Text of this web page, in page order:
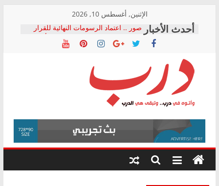
content
الإثنين, أغسطس 10, 2026
صور .. اعتماد الرسومات النهائية للقرار
الوزاري لمدينة الصحفيين.. وانتهاء أعمال
إنشاء المبنى الإداري
حرية تداول المعلومات للبرلمان خلال
الأسبوع الأخير لدور الانعقاد
نقيب الصحفيين يخاطب الوزراء
العام ضد مؤسسات تستغل المتدربين
حزب التحالف الشعبي يطلق لجنة “الحق
في الصحة” بالإسكندرية لرصد الانتهاكات
ودعم المرضى
درب
وأتوه
درب..
وتبقى
هي